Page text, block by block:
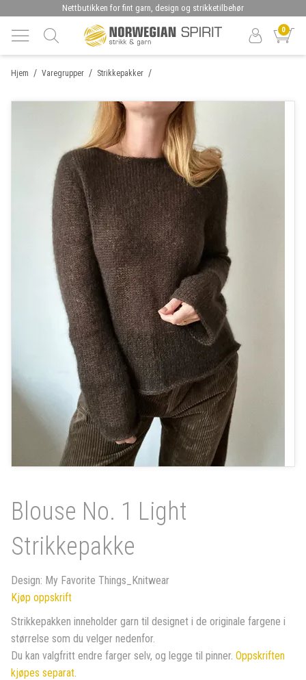
Nettbutikken for fint garn, design og strikketilbehør
0
/
Hjem /
Varegrupper /
Strikkepakker
Blouse No. 1 Light
Strikkepakke
Design: My Favorite Things_Knitwear
Kjøp oppskrift
Strikkepakken inneholder garn til designet i de originale fargene i
størrelse som du velger nedenfor.
Du kan valgfritt endre farger selv, og legge til pinner. Oppskriften
kjøpes separat.